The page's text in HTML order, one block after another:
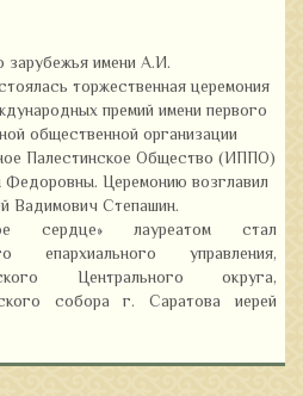
имени А.И.
торжественная церемония
премий имени первого
общественной организации
Палестинское Общество (ИППО)
Федоровны. Церемонию возглавил
Вадимович Степашин.
сердце» лауреатом стал
епархиального управления,
Центрального округа,
собора г. Саратова иерей